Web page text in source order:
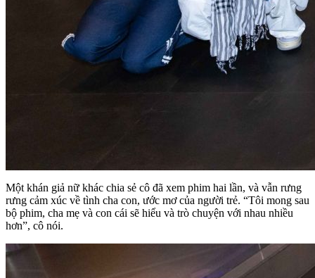
Một khán giả nữ khác chia sẻ cô đã xem phim hai lần, và vẫn rưng
rưng cảm xúc về tình cha con, ước mơ của người trẻ. “Tôi mong sau
bộ phim, cha mẹ và con cái sẽ hiểu và trò chuyện với nhau nhiều
hơn”, cô nói.